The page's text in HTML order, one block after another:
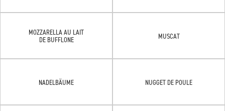
MOZZARELLA AU LAIT
DE BUFFLONE
MUSCAT
NADELBÄUME NUGGET DE POULE